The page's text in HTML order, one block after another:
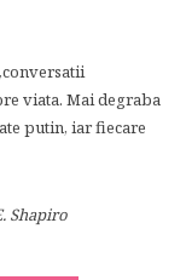
viata. Mai degraba
putin, iar fiecare
Shapiro